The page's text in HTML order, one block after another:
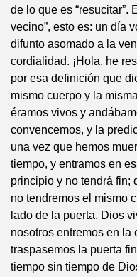
de lo que es “resucitar”.
vecino”, esto es: un día
difunto asomado a la
cordialidad. ¡Hola, he
por esa definición que
mismo cuerpo y la
éramos vivos y
convencemos, y la
una vez que hemos
tiempo, y entramos en
principio y no tendrá fin;
no tendremos el mismo
lado de la puerta. Dios
nosotros entremos en la
traspasemos la puerta
tiempo sin tiempo de